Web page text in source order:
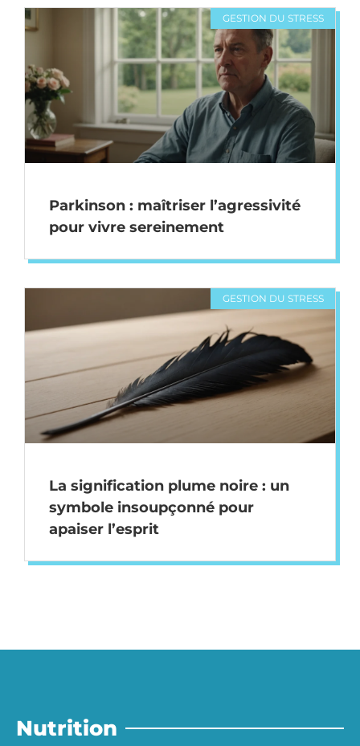
GESTION DU STRESS
Parkinson : maîtriser l’agressivité
pour vivre sereinement
GESTION DU STRESS
La signification plume noire : un
symbole insoupçonné pour
apaiser l’esprit
Nutrition